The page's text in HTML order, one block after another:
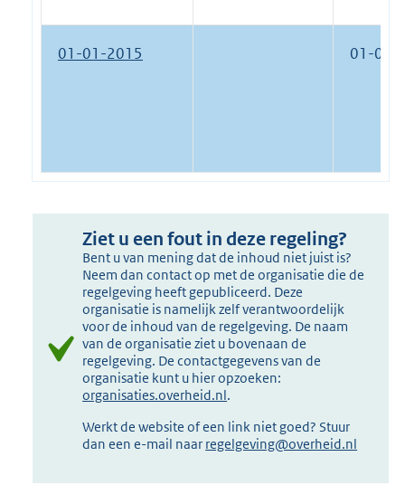
01-01-2015 01-01-
Ziet u een fout in deze regeling?
Bent u van mening dat de inhoud niet juist is?
Neem dan contact op met de organisatie die de
regelgeving heeft gepubliceerd. Deze
organisatie is namelijk zelf verantwoordelijk
voor de inhoud van de regelgeving. De naam
van de organisatie ziet u bovenaan de
regelgeving. De contactgegevens van de
organisatie kunt u hier opzoeken:
organisaties.overheid.nl.
Werkt de website of een link niet goed? Stuur
dan een e-mail naar regelgeving@overheid.nl